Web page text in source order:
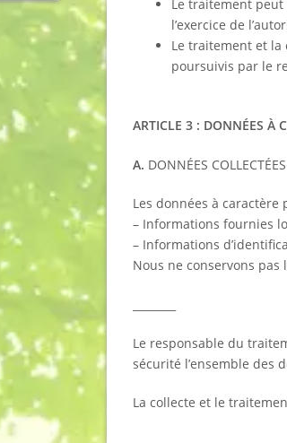
Le traitement peut
l’exercice de
Le traitement et la
poursuivis par le
ARTICLE 3 : DONNÉES À
A. DONNÉES
Les données à
– Informations fournies
– Informations
Nous ne conservons pas
Le responsable du
sécurité l’ensemble des
La collecte et le